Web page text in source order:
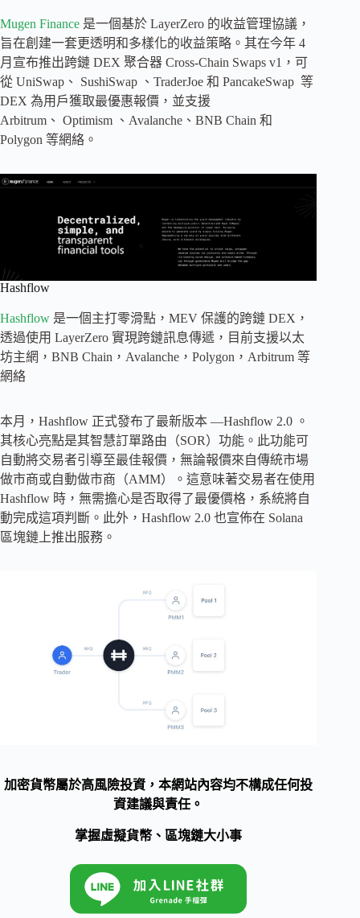
Mugen Finance 是一個基於 LayerZero 的收益管理協議，
旨在創建一套更透明和多樣化的收益策略。其在今年 4
月宣布推出跨鏈 DEX 聚合器 Cross-Chain Swaps v1，可
從 UniSwap、 SushiSwap 、TraderJoe 和 PancakeSwap 等
DEX 為用戶獲取最優惠報價，並支援
Arbitrum、 Optimism 、Avalanche、BNB Chain 和
Polygon 等網絡。
Hashflow
Hashflow 是一個主打零滑點，MEV 保護的跨鏈 DEX，
透過使用 LayerZero 實現跨鏈訊息傳遞，目前支援以太
坊主網，BNB Chain，Avalanche，Polygon，Arbitrum 等
網絡
本月，Hashflow 正式發布了最新版本 —Hashflow 2.0 。
其核心亮點是其智慧訂單路由（SOR）功能。此功能可
自動將交易者引導至最佳報價，無論報價來自傳統市場
做市商或自動做市商（AMM）。這意味著交易者在使用
Hashflow 時，無需擔心是否取得了最優價格，系統將自
動完成這項判斷。此外，Hashflow 2.0 也宣佈在 Solana
區塊鏈上推出服務。
加密貨幣屬於高風險投資，本網站內容均不構成任何投
資建議與責任。
掌握虛擬貨幣、區塊鏈大小事